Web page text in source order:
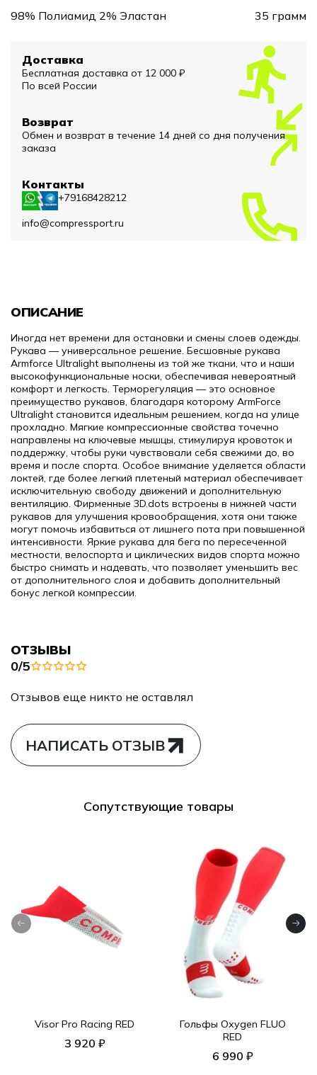
98% Полиамид 2% Эластан 35 грамм
Доставка
Бесплатная доставка от 12 000 ₽
По всей России
Возврат
Обмен и возврат в течение 14 дней со дня получения
заказа
Контакты
+79168428212
info@compressport.ru
ОПИСАНИЕ
Иногда нет времени для остановки и смены слоев одежды.
Рукава — универсальное решение. Бесшовные рукава
Armforce Ultralight выполнены из той же ткани, что и наши
высокофункциональные носки, обеспечивая невероятный
комфорт и легкость. Терморегуляция — это основное
преимущество рукавов, благодаря которому ArmForce
Ultralight становится идеальным решением, когда на улице
прохладно. Мягкие компрессионные свойства точечно
направлены на ключевые мышцы, стимулируя кровоток и
поддержку, чтобы руки чувствовали себя свежими до, во
время и после спорта. Особое внимание уделяется области
локтей, где более легкий плетеный материал обеспечивает
исключительную свободу движений и дополнительную
вентиляцию. Фирменные 3D.dots встроены в нижней части
рукавов для улучшения кровообращения, хотя они также
могут помочь избавиться от лишнего пота при повышенной
интенсивности. Яркие рукава для бега по пересеченной
местности, велоспорта и циклических видов спорта можно
быстро снимать и надевать, что позволяет уменьшить вес
от дополнительного слоя и добавить дополнительный
бонус легкой компрессии.
ОТЗЫВЫ
0/5
Отзывов еще никто не оставлял
НАПИСАТЬ ОТЗЫВ
Сопутствующие товары
Visor Pro Racing RED
3 920 ₽
Гольфы Oxygen FLUO
RED
6 990 ₽